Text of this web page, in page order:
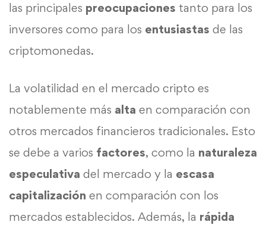
las principales preocupaciones tanto para los
inversores como para los entusiastas de las
criptomonedas.
La volatilidad en el mercado cripto es
notablemente más alta en comparación con
otros mercados financieros tradicionales. Esto
se debe a varios factores, como la naturaleza
especulativa del mercado y la escasa
capitalización en comparación con los
mercados establecidos. Además, la rápida